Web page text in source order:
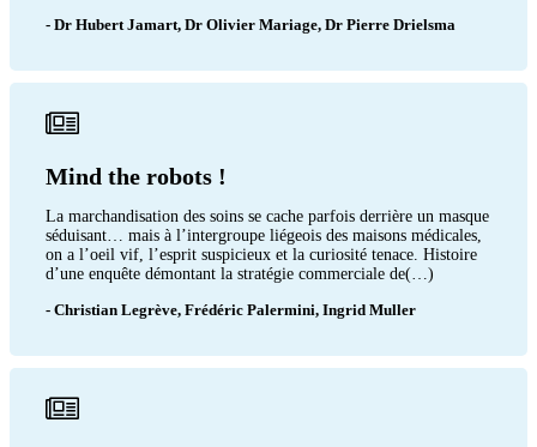
- Dr Hubert Jamart, Dr Olivier Mariage, Dr Pierre Drielsma
Mind the robots !
La marchandisation des soins se cache parfois derrière un masque
séduisant… mais à l’intergroupe liégeois des maisons médicales,
on a l’oeil vif, l’esprit suspicieux et la curiosité tenace. Histoire
d’une enquête démontant la stratégie commerciale de(…)
- Christian Legrève, Frédéric Palermini, Ingrid Muller